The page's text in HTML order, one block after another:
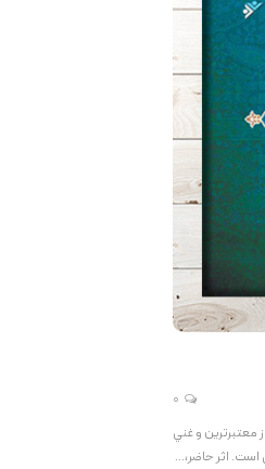
معتبرترين و غني
است. اثر حاضر،…